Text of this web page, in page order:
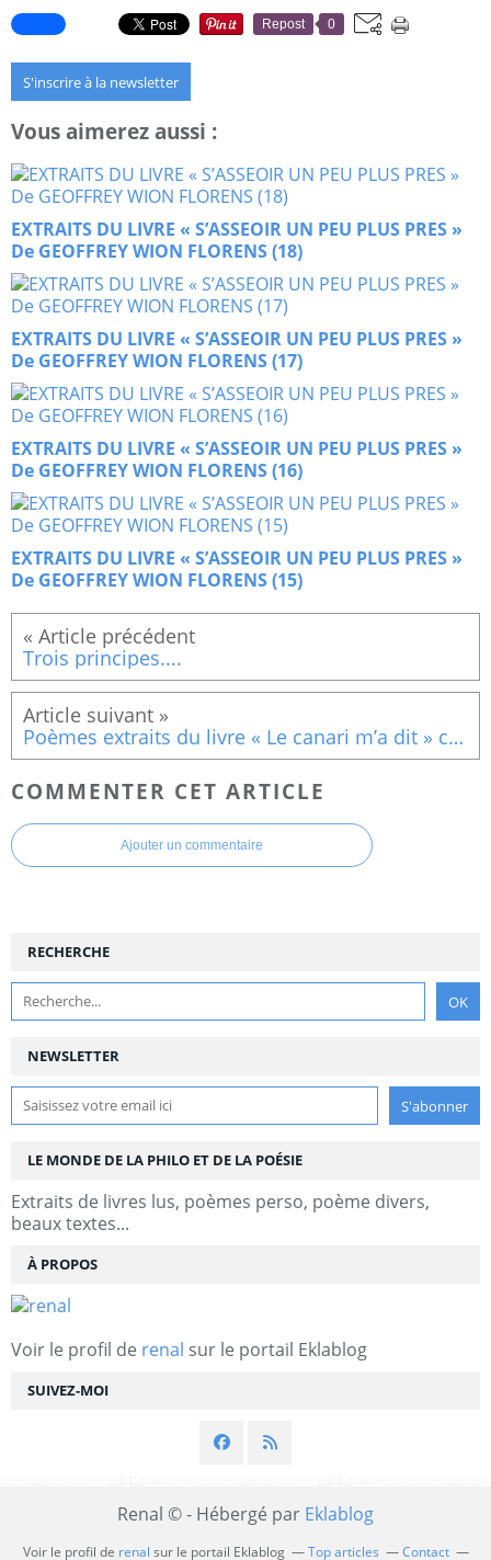
Repost 0
S'inscrire à la newsletter
Vous aimerez aussi :
EXTRAITS DU LIVRE « S’ASSEOIR UN PEU PLUS PRES »
De GEOFFREY WION FLORENS (18)
EXTRAITS DU LIVRE « S’ASSEOIR UN PEU PLUS PRES »
De GEOFFREY WION FLORENS (17)
EXTRAITS DU LIVRE « S’ASSEOIR UN PEU PLUS PRES »
De GEOFFREY WION FLORENS (16)
EXTRAITS DU LIVRE « S’ASSEOIR UN PEU PLUS PRES »
De GEOFFREY WION FLORENS (15)
Trois principes....
Poèmes extraits du livre « Le canari m’a dit » contes et poèmes d’Afrique (Esquisse)
COMMENTER CET ARTICLE
Ajouter un commentaire
NEWSLETTER
SUIVEZ-MOI
RECHERCHE
LE MONDE DE LA PHILO ET DE LA POÉSIE
Extraits de livres lus, poèmes perso, poème divers,
beaux textes...
À PROPOS
Voir le profil de renal sur le portail Eklablog
Renal © - Hébergé par Eklablog
Voir le profil de renal sur le portail Eklablog Top articles Contact